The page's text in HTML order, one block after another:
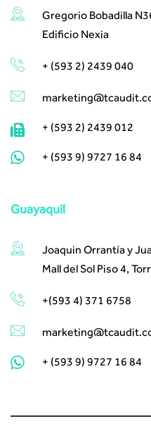
Gregorio Bobadilla
Edificio Nexia
+ (593 2) 2439 040
+ (593 2) 2439 012
+ (593 9) 9727 16 84
Guayaquil
Joaquin Orrantía y
Mall del Sol Piso 4,
+(593 4) 371 6758
+ (593 9) 9727 16 84